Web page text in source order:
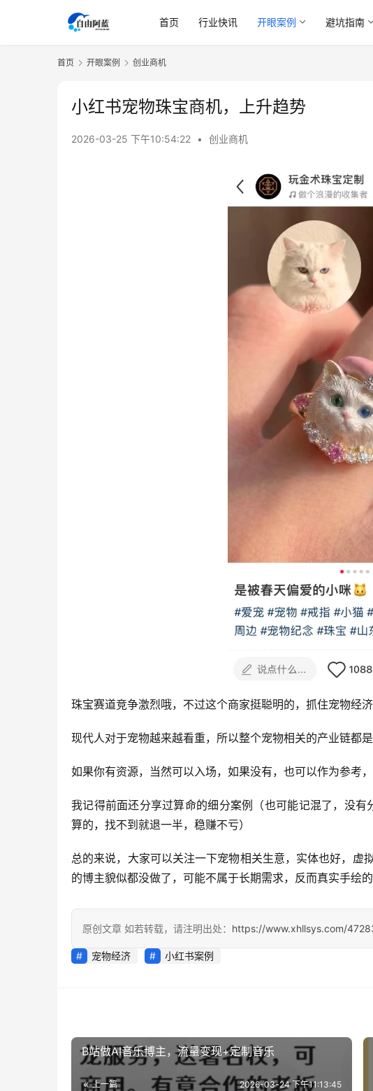
首页 行业快讯 开眼案例 避坑指南
首页 开眼案例 创业商机
小红书宠物珠宝商机，上升趋势
2026-03-25 下午10:54:22 • 创业商机
珠宝赛道竞争激烈哦，不过这个商家挺聪明的，抓住宠物经
现代人对于宠物越来越看重，所以整个宠物相关的产业链都
如果你有资源，当然可以入场，如果没有，也可以作为参考
我记得前面还分享过算命的细分案例（也可能记混了，没
算的，找不到就退一半，稳赚不亏）
总的来说，大家可以关注一下宠物相关生意，实体也好，虚
的博主貌似都没做了，可能不属于长期需求，反而真实手绘的
原创文章 如若转载，请注明出处： https://www.xhllsys.com/
宠物经济 小红书案例
B站做AI音乐博主，流量变现+定制音乐
上一篇 2026-03-24 下午11:13:45